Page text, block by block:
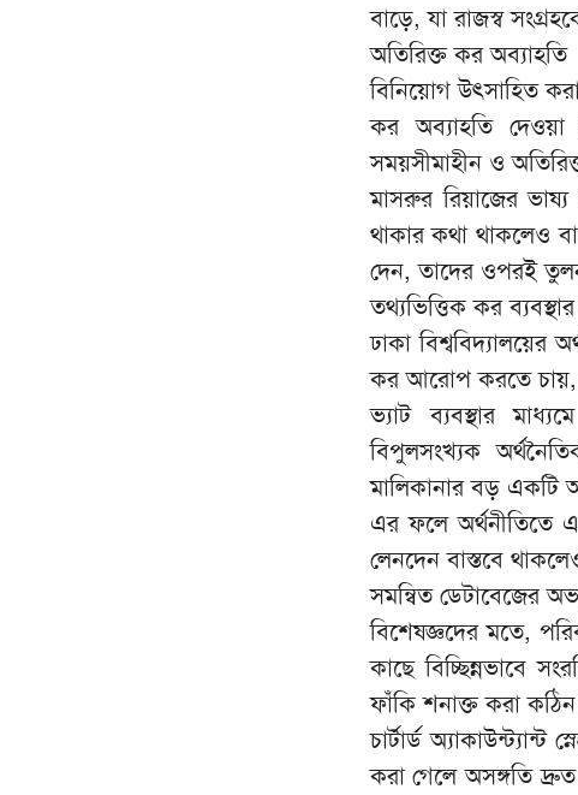
বাড়ে, যা রাজস্ব
অতিরিক্ত কর অব্যাহতি
বিনিয়োগ উৎসাহিত
কর অব্যাহতি দেওয়া
সময়সীমাহীন ও
মাসরুর রিয়াজের ভাষ্য
থাকার কথা থাকলেও
দেন, তাদের ওপরই
তথ্যভিত্তিক কর
ঢাকা বিশ্ববিদ্যালয়ের
কর আরোপ করতে চায়,
ভ্যাট ব্যবস্থার
বিপুলসংখ্যক
মালিকানার বড় একটি
এর ফলে অর্থনীতিতে
লেনদেন বাস্তবে
সমন্বিত ডেটাবেজের
বিশেষজ্ঞদের মতে,
কাছে বিচ্ছিন্নভাবে
ফাঁকি শনাক্ত করা
চার্টার্ড
করা গেলে অসঙ্গতি